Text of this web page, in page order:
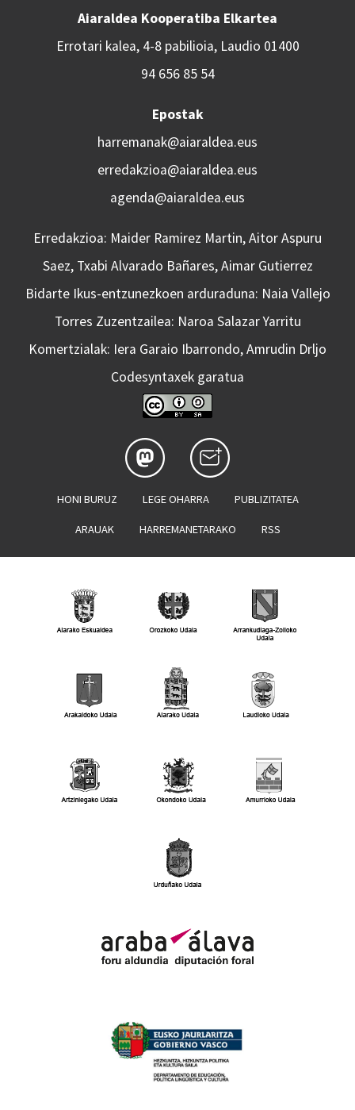
Aiaraldea Kooperatiba Elkartea
Errotari kalea, 4-8 pabilioia, Laudio 01400
94 656 85 54
Epostak
harremanak@aiaraldea.eus
erredakzioa@aiaraldea.eus
agenda@aiaraldea.eus
Erredakzioa: Maider Ramirez Martin, Aitor Aspuru
Saez, Txabi Alvarado Bañares, Aimar Gutierrez
Bidarte Ikus-entzunezkoen arduraduna: Naia Vallejo
Torres Zuzentzailea: Naroa Salazar Yarritu
Komertzialak: Iera Garaio Ibarrondo, Amrudin Drljo
Codesyntaxek garatua
HONI BURUZ LEGE OHARRA PUBLIZITATEA
ARAUAK HARREMANETARAKO RSS